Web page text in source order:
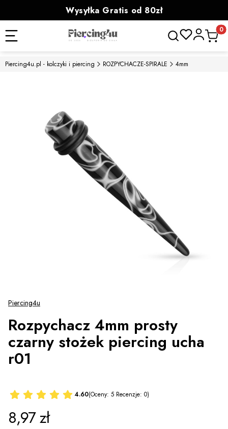
Wysyłka Gratis od 80zł
powyżej 100zł prezent
Otwórz
Piercing4u.pl - kolczyki i piercing ROZPYCHACZE-SPIRALE 4mm
Piercing4u
Rozpychacz 4mm prosty
czarny stożek piercing ucha
r01
4.60(Oceny: 5 Recenzje: 0)
Cena
8,97 zł